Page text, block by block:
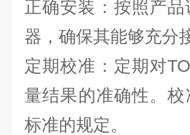
正确安装：按照产
器，确保其能够充分
定期校准：定期对
量结果的准确性。
标准的规定。